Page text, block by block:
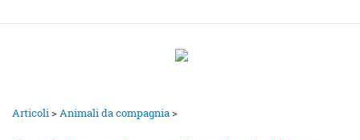
Articoli>Animali da compagnia>